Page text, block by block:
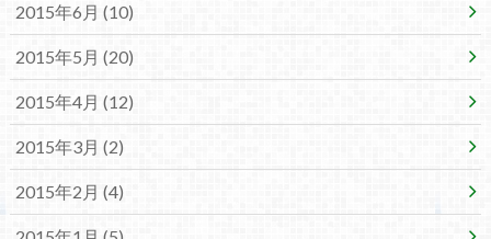
2015年6月 (10)
2015年5月 (20)
2015年4月 (12)
2015年3月 (2)
2015年2月 (4)